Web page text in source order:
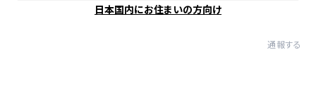
日本国内にお住まいの方向け
通報する